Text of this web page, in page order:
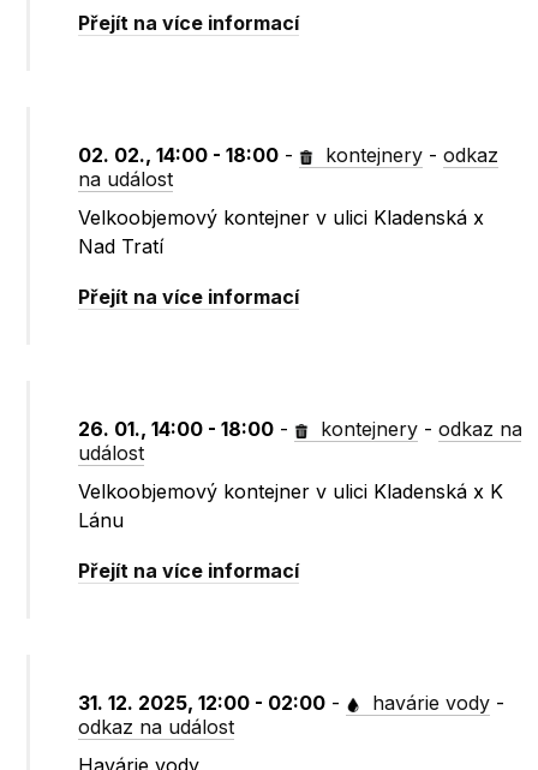
Přejít na více informací
02. 02., 14:00 - 18:00 - kontejnery -odkaz
na událost
Velkoobjemový kontejner v ulici Kladenská x
Nad Tratí
Přejít na více informací
26. 01., 14:00 - 18:00 - kontejnery -odkaz na
událost
Velkoobjemový kontejner v ulici Kladenská x K
Lánu
Přejít na více informací
31. 12. 2025, 12:00 - 02:00 - havárie vody -
odkaz na událost
Havárie vody